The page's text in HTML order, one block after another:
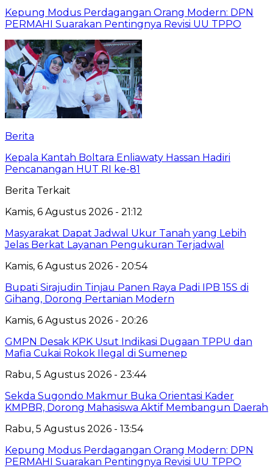
Kepung Modus Perdagangan Orang Modern: DPN
PERMAHI Suarakan Pentingnya Revisi UU TPPO
Berita
‎Kepala Kantah Boltara Enliawaty Hassan Hadiri
Pencanangan HUT RI ke-81
Berita Terkait
Kamis, 6 Agustus 2026 - 21:12
Masyarakat Dapat Jadwal Ukur Tanah yang Lebih
Jelas Berkat Layanan Pengukuran Terjadwal
Kamis, 6 Agustus 2026 - 20:54
Bupati Sirajudin Tinjau Panen Raya Padi IPB 15S di
Gihang, Dorong Pertanian Modern
Kamis, 6 Agustus 2026 - 20:26
GMPN Desak KPK Usut Indikasi Dugaan TPPU dan
Mafia Cukai Rokok Ilegal di Sumenep
Rabu, 5 Agustus 2026 - 23:44
Sekda Sugondo Makmur Buka Orientasi Kader
KMPBR, Dorong Mahasiswa Aktif Membangun Daerah
Rabu, 5 Agustus 2026 - 13:54
Kepung Modus Perdagangan Orang Modern: DPN
PERMAHI Suarakan Pentingnya Revisi UU TPPO